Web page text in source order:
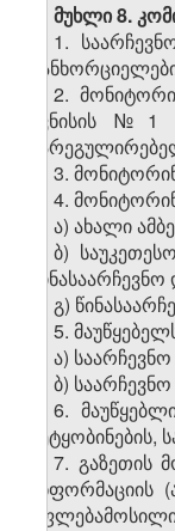
მუხლი 8.
1.
2.
ივნისის №1
3.
4.
ა) ახალი
ბ)
გ)
5.
ა)
ბ)
6.
7. გაზეთის